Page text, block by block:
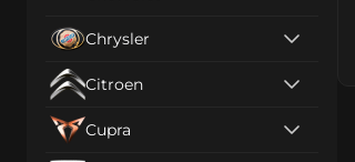
Chrysler
Citroen
Cupra